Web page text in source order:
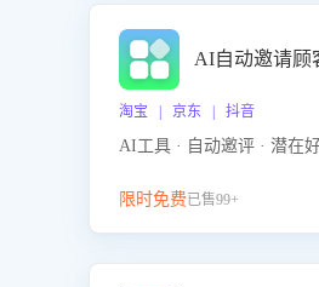
AI自动邀请顾
淘宝 | 京东 | 抖音
AI工具 · 自动邀评 · 潜在
限时免费已售99+